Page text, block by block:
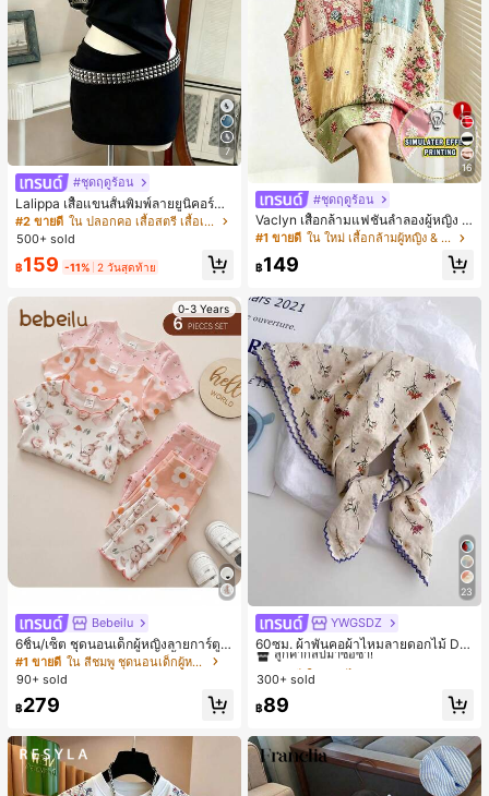
7
#ชุดฤดูร้อน
Lalippa เสื้อแขนสั้นพิมพ์ลายยูนิคอร์นล
ายทางสีตัดกันสำหรับผู้หญิง สไตล์วิทย
าลัย
#2 ขายดี
ใน ปลอกคอ เสื้อสตรี เสื้อเบลาส์ & Tee
500+ sold
฿159 -11% 2 วันสุดท้าย
0-3 Years
Bebeilu
6ชิ้น/เซ็ต ชุดนอนเด็กผู้หญิงลายการ์ตูน
หมีและดอกไม้ คอกลม แขนสั้น กางเกง
ขาสั้น ขอบระบาย สวมใส่สบาย
#1 ขายดี
ใน สีชมพู ชุดนอนเด็กผู้หญิง
90+ sold
฿279
16
#ชุดฤดูร้อน
Vaclyn เสื้อกล้ามแฟชั่นลำลองผู้หญิง ล
ายแพตช์เวิร์ก แขนกุด คอกลม ติดกระดุ
#1 ขายดี ใน ใหม่ เสื้อกล้ามผู้หญิง & Camis
฿149
23
YWGSDZ
60ซม. ผ้าพันคอผ้าไหมลายดอกไม้ Dit
sy สีเบจ, เครื่องประดับใหม่สำหรับผู้หญิ
งฤดูใบไม้ผลิ/ฤดูใบไม้ร่วง, ผ้าพันคอผืน
#1 ขายดี
ลูกค้ากลับมาซื้อซ้ำ!
#1 ขายดี
ลูกค้ากลับมาซื้อซ้ำ!
#1 ขายดี
ลูกค้ากลับมาซื้อซ้ำ!
#1 ขายดี
ใน ดอกไม้ ผ้าพันคอและผ้าพันคอผู้หญิง
300+ sold
฿89